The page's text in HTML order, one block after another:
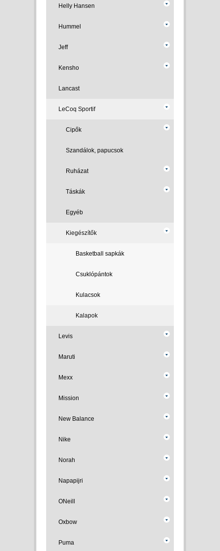
Helly Hansen
Hummel
Jeff
Kensho
Lancast
LeCoq Sportif
Cipők
Szandálok, papucsok
Ruházat
Táskák
Egyéb
Kiegészítők
Basketball sapkák
Csuklópántok
Kulacsok
Kalapok
Levis
Maruti
Mexx
Mission
New Balance
Nike
Norah
Napapijri
ONeill
Oxbow
Puma